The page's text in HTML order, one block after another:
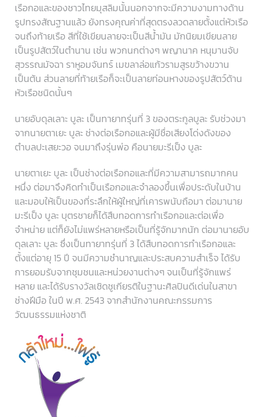
เรือกอและของชาวไทยมุสลิมนั้นนอกจากจะมีความงามทางด้าน
รูปทรงสัณฐานแล้ว ยังทรงคุณค่าที่สุดตรงลวดลายตั้งแต่หัวเรือ
จนถึงท้ายเรือ สีที่ใช้เขียนลายจะเป็นสีน้ำมัน มักนิยมเขียนลาย
เป็นรูปสัตว์ในตำนาน เช่น พวกนกต่างๆ พญานาค หนุมานจับ
สุวรรณมัจฉา ราหูอมจันทร์ เมขลาล่อแก้วรามสูรขว้างขวาน
เป็นต้น ส่วนลายที่ท้ายเรือก็จะเป็นลายท่อนหางของรูปสัตว์ด้าน
หัวเรือชนิดนั้นๆ
นายอับดุลเลาะ บูละ เป็นทายาทรุ่นที่ 3 ของตระกูลบูละ รับช่วงมา
จากนายตาเยะ บูละ ช่างต่อเรือกอและผู้มีชื่อเสียงโด่งดังของ
ตำบลปะเสยะวอ จนมาถึงรุ่นพ่อ คือนายมะรีเป็ง บูละ
นายตาเยะ บูละ เป็นช่างต่อเรือกอและที่มีความสามารถมากคน
หนึ่ง ต่อมาจึงคิดทำเป็นเรือกอและจำลองขึ้นเพื่อประดับในบ้าน
และมอบให้เป็นของที่ระลึกให้ผู้ใหญ่ที่เคารพนับถือมา ต่อมานาย
มะรีเป็ง บูละ บุตรชายก็ได้สืบทอดการทำเรือกอและต่อเพื่อ
จำหน่าย แต่ก็ยังไม่แพร่หลายหรือเป็นที่รู้จักมากนัก ต่อมานายอับ
ดุลเลาะ บูละ ซึ่งเป็นทายาทรุ่นที่ 3 ได้สืบทอดการทำเรือกอและ
ตั้งแต่อายุ 15 ปี จนมีความชำนาญและประสบความสำเร็จ ได้รับ
การยอมรับจากชุมชนและหน่วยงานต่างๆ จนเป็นที่รู้จักแพร่
หลาย และได้รับรางวัลเชิดชูเกียรติในฐานะศิลปินดีเด่นในสาขา
ช่างฝีมือ ในปี พ.ศ. 2543 จากสำนักงานคณะกรรมการ
วัฒนธรรมแห่งชาติ